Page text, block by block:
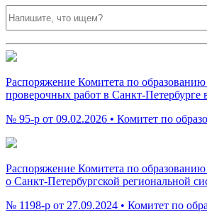
Распоряжение Комитета по
проверочных работ в Санкт-Петербурге
№ 95-р от 09.02.2026 • Комитет по
Распоряжение Комитета по
о Санкт-Петербургской региональной
№ 1198-р от 27.09.2024 • Комитет по